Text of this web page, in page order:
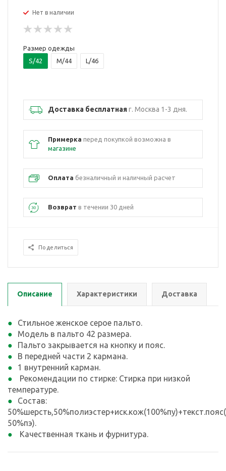
Нет в наличии
Размер одежды
S/42
M/44 L/46
Доставка бесплатнаяг. Москва 1-3 дня.
Примерка перед покупкой возможна в
магазине
Оплата безналичный и наличный расчет
Возврат в течении 30 дней
Поделиться
Описание Характеристики Доставка
Стильное женское серое пальто.
Модель в пальто 42 размера.
Пальто закрывается на кнопку и пояс.
В передней части 2 кармана.
1 внутренний карман.
Рекомендации по стирке: Стирка при низкой
температуре.
Состав:
50%пэ).
Качественная ткань и фурнитура.